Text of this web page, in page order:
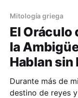
Mitología griega
El Oráculo
la
Hablan sin
Durante más de
destino de reyes